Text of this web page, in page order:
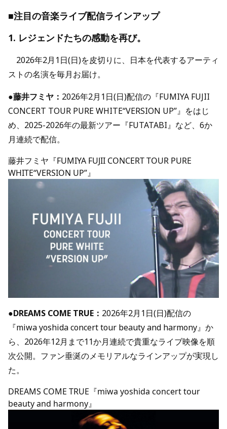
■注目の音楽ライブ配信ラインアップ
1. レジェンドたちの感動を再び。
2026年2月1日(日)を皮切りに、日本を代表するアーティ
ストの名演を毎月お届け。
●藤井フミヤ： 2026年2月1日(日)配信の『FUMIYA FUJII
CONCERT TOUR PURE WHITE“VERSION UP”』をはじ
め、2025-2026年の最新ツアー『FUTATABI』など、6か
月連続で配信。
藤井フミヤ『FUMIYA FUJII CONCERT TOUR PURE
WHITE“VERSION UP”』
●DREAMS COME TRUE： 2026年2月1日(日)配信の
『miwa yoshida concert tour beauty and harmony』か
ら、2026年12月まで11か月連続で貴重なライブ映像を順
次公開。ファン垂涎のメモリアルなラインアップが実現し
た。
DREAMS COME TRUE『miwa yoshida concert tour
beauty and harmony』